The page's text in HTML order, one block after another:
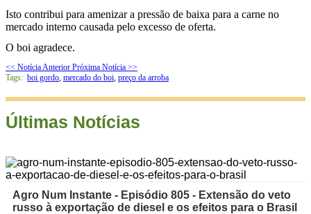
Isto contribui para amenizar a pressão de baixa para a carne no
mercado interno causada pelo excesso de oferta.
O boi agradece.
<< Notícia Anterior Próxima Notícia >>
Tags: boi gordo, mercado do boi, preço da arroba
Últimas Notícias
Agro Num Instante - Episódio 805 - Extensão do veto
russo à exportação de diesel e os efeitos para o Brasil